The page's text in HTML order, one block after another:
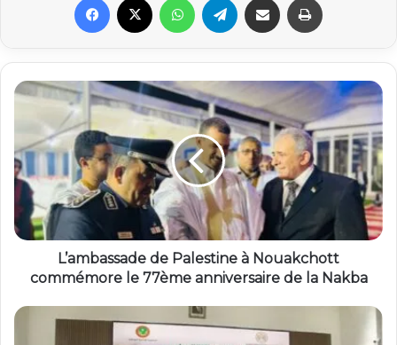
L’ambassade de Palestine à Nouakchott
commémore le 77ème anniversaire de la Nakba